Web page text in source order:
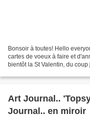
Bonsoir à toutes! Hello
cartes de voeux à faire et
bientôt la St Valentin, du
Art Journal..
Journal.. en miroir